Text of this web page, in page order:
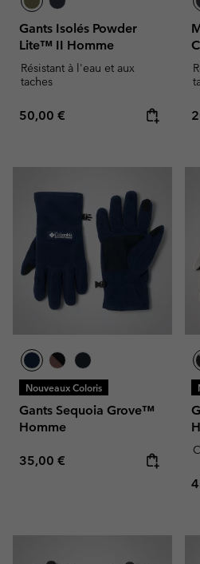
Gants Isolés Powder
Lite™ II Homme
Résistant à l'eau et aux
taches
Regular price:
50,00 €
Nouveaux Coloris
Gants Sequoia Grove™
Homme
Regular price:
35,00 €